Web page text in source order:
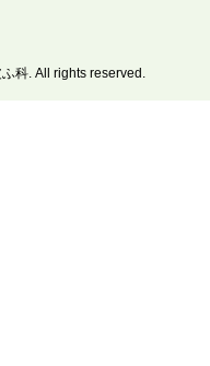
科. All rights reserved.